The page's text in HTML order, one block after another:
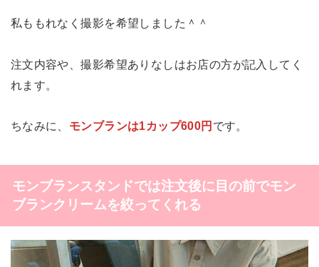
私ももれなく撮影を希望しました＾＾
注文内容や、撮影希望ありなしはお店の方が記入してく
れます。
ちなみに、 モンブランは1カップ600円 です。
モンブランスタンドでは注文後に目の前でモン
ブランクリームを絞ってくれる